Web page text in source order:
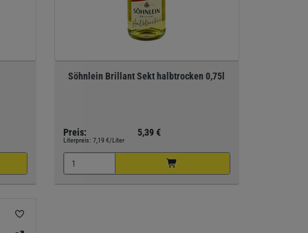
Söhnlein Brillant Sekt halbtrocken 0,75l
Preis: 5,39 €
Literpreis: 7,19 €/Liter